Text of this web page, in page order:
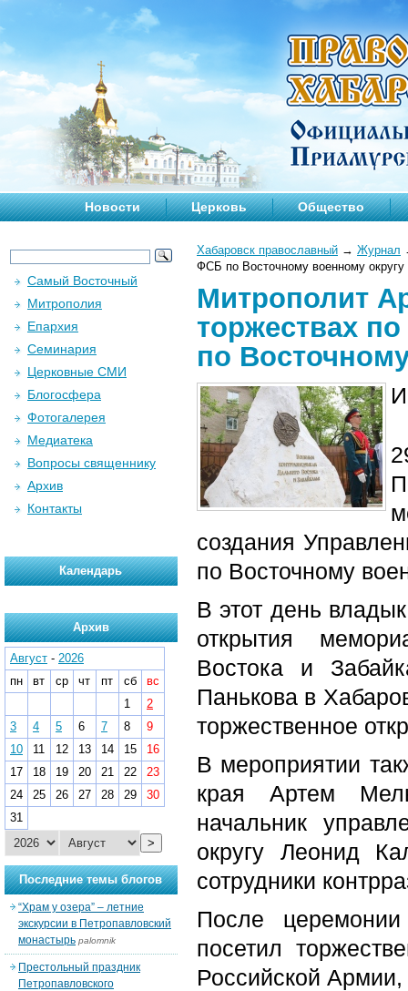
Новости Церковь Общество
Хабаровск православный → Журнал
ФСБ по Восточному военному округу
Митрополит
торжествах
по
создания
по Восточному
В этот день
открытия
Востока и
Панькова в
торжественное
В мероприятии
края Артем
начальник
округу Леонид
сотрудники
После
посетил
Российской
Самый Восточный
Митрополия
Епархия
Семинария
Церковные СМИ
Блогосфера
Фотогалерея
Медиатека
Вопросы священнику
Архив
Контакты
Календарь
Архив
Август - 2026
пн
вт ср чт пт сб
вс
1
2
3
4 5 6 7 8
9
10
11 12 13 14 15
16
17
18 19 20 21 22
23
24
25 26 27 28 29
30
31
>
Последние темы блогов
“Храм у озера” – летние
экскурсии в Петропавловский
монастырь palomnik
Престольный праздник
Петропавловского